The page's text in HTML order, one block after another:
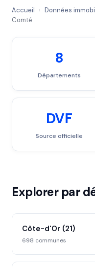
Accueil › Données
Comté
8
Départements
DVF
Source officielle
Explorer par
Côte-d'Or (21)
698 communes